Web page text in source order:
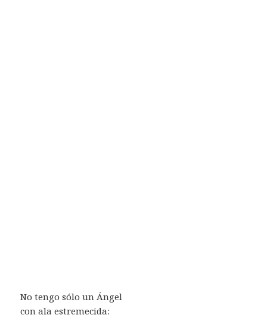
No tengo sólo un Ángel
con ala estremecida: